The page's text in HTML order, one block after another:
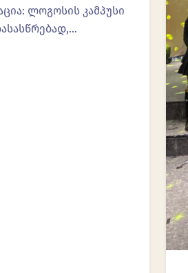
ლოგოსის კამპუსი